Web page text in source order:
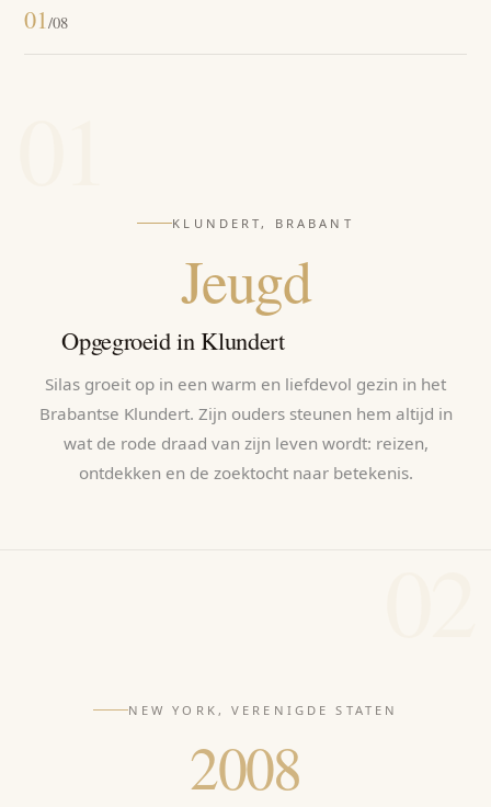
01/08
KLUNDERT, BRABANT
Jeugd
Opgegroeid in Klundert
Silas groeit op in een warm en liefdevol gezin in het
Brabantse Klundert. Zijn ouders steunen hem altijd in
wat de rode draad van zijn leven wordt: reizen,
ontdekken en de zoektocht naar betekenis.
NEW YORK, VERENIGDE STATEN
2008